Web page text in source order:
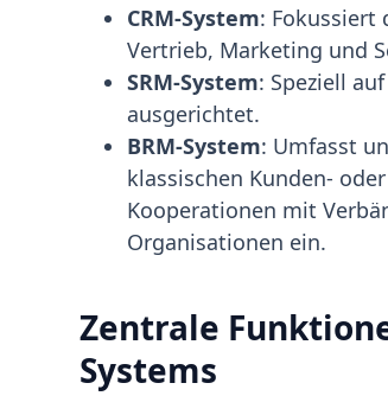
CRM-System: Fokussiert
Vertrieb, Marketing und
SRM-System: Speziell
ausgerichtet.
BRM-System: Umfasst
klassischen Kunden-
Kooperationen mit
Organisationen ein.
Zentrale
Systems